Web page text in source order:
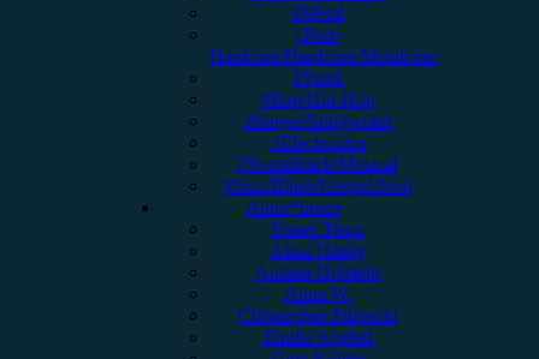
#Metal
#Post-
Hardcore/Hardcore/Metalcore
#Punk
#Rap/Hip-Hop
#Singer/Songwriter
#Electronica
#Soundtrack/Musical
#Jazz/Blues/Gospel/Soul
Autor*innen
Unser Team
Alina Hasky
Andrea Holstein
Anna W.
Christopher Filipecki
Emilia Knebel